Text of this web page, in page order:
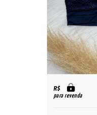
R$
para revenda